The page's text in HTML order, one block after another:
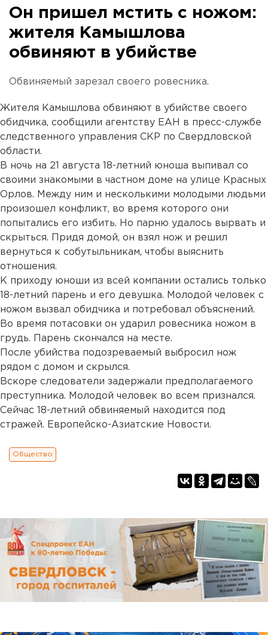
Он пришел мстить с ножом:
жителя Камышлова
обвиняют в убийстве
Обвиняемый зарезал своего ровесника.
Жителя Камышлова обвиняют в убийстве своего
обидчика, сообщили агентству ЕАН в пресс-службе
следственного управления СКР по Свердловской
области.
В ночь на 21 августа 18-летний юноша выпивал со
своими знакомыми в частном доме на улице Красных
Орлов. Между ним и несколькими молодыми людьми
произошел конфликт, во время которого они
попытались его избить. Но парню удалось вырвать и
скрыться. Придя домой, он взял нож и решил
вернуться к собутыльникам, чтобы выяснить
отношения.
К приходу юноши из всей компании остались только
18-летний парень и его девушка. Молодой человек с
ножом вызвал обидчика и потребовал объяснений.
Во время потасовки он ударил ровесника ножом в
грудь. Парень скончался на месте.
После убийства подозреваемый выбросил нож
рядом с домом и скрылся.
Вскоре следователи задержали предполагаемого
преступника. Молодой человек во всем признался.
Сейчас 18-летний обвиняемый находится под
стражей. Европейско-Азиатские Новости.
Общество